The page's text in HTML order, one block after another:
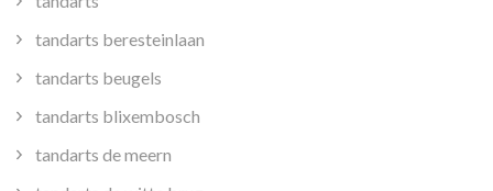
tandarts beresteinlaan
tandarts beugels
tandarts blixembosch
tandarts de meern